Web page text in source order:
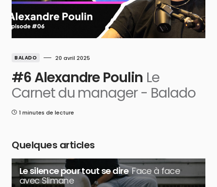
BALADO 20 avril 2025
#6 Alexandre Poulin Le
Carnet du manager - Balado
1 minutes de lecture
Quelques articles
Le silence pour tout se dire Face à face
avec Slimane